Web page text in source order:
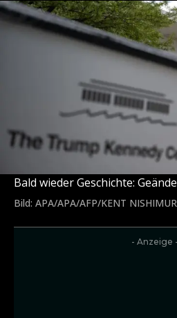
Bald wieder Geschichte:
Bild: APA/APA/AFP/KENT
- Anzeige -